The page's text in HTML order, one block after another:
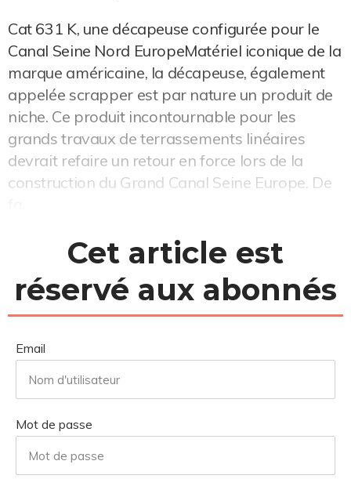
Cat 631 K, une décapeuse configurée pour le
Canal Seine Nord EuropeMatériel iconique de la
marque américaine, la décapeuse, également
appelée scrapper est par nature un produit de
niche. Ce produit incontournable pour les
grands travaux de terrassements linéaires
devrait refaire un retour en force lors de la
construction du Grand Canal Seine Europe. De
Cet article est
réservé aux abonnés
Email
Mot de passe